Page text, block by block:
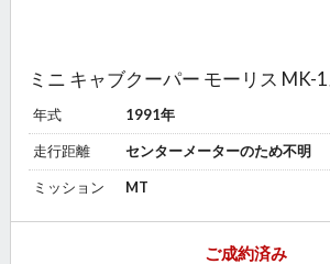
ミニ キャブクーパー モーリス MK-
年式 1991年
走行距離 センターメーターのため不明
ミッション MT
ご成約済み